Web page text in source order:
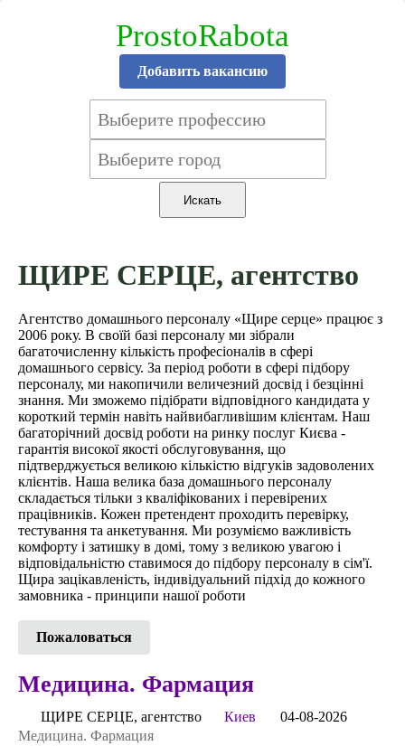
ProstoRabota
Добавить вакансию
ЩИРЕ СЕРЦЕ, агентство
Агентство домашнього персоналу «Щире серце» працює з
2006 року. В своїй базі персоналу ми зібрали
багаточисленну кількість професіоналів в сфері
домашнього сервісу. За період роботи в сфері підбору
персоналу, ми накопичили величезний досвід і безцінні
знання. Ми зможемо підібрати відповідного кандидата у
короткий термін навіть найвибагливішим клієнтам. Наш
багаторічний досвід роботи на ринку послуг Києва -
гарантія високої якості обслуговування, що
підтверджується великою кількістю відгуків задоволених
клієнтів. Наша велика база домашнього персоналу
складається тільки з кваліфікованих і перевірених
працівників. Кожен претендент проходить перевірку,
тестування та анкетування. Ми розуміємо важливість
комфорту і затишку в домі, тому з великою увагою і
відповідальністю ставимося до підбору персоналу в сім'ї.
Щира зацікавленість, індивідуальний підхід до кожного
замовника - принципи нашої роботи
Пожаловаться
Медицина. Фармация
ЩИРЕ СЕРЦЕ, агентство Киев
04-08-2026
Медицина. Фармация